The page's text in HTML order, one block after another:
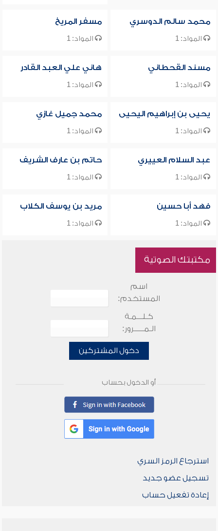
محمد سالم الدوسري
المواد: 1
مسفر المريخ
المواد: 1
مسند القحطاني
المواد: 1
هاني علي العبد القادر
المواد: 1
يحيى بن إبراهيم اليحيى
المواد: 1
محمد جميل غازي
المواد: 1
عبد السلام العييري
المواد: 1
حاتم بن عارف الشريف
المواد: 1
فهد أبا حسين
المواد: 1
مريد بن يوسف الكلاب
المواد: 1
مكتبتك الصوتية
اسم
المستخدم:
كـلـــمـة
الـمـــــرور:
دخول المشتركين
أو الدخول بحساب
استرجاع الرمز السري
تسجيل عضو جديد
إعادة تفعيل حساب